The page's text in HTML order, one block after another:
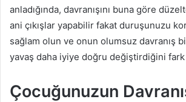
anladığında, davranışını buna göre
ani çıkışlar yapabilir fakat duruşunuzu
sağlam olun ve onun olumsuz davranış
yavaş daha iyiye doğru değiştirdiğini
Çocuğunuzun